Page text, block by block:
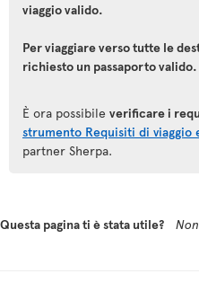
viaggio valido.
Per viaggiare verso tutte le
richiesto un passaporto valido.
È ora possibile verificare i
strumento Requisiti di viaggio
partner Sherpa.
Questa pagina ti è stata utile?